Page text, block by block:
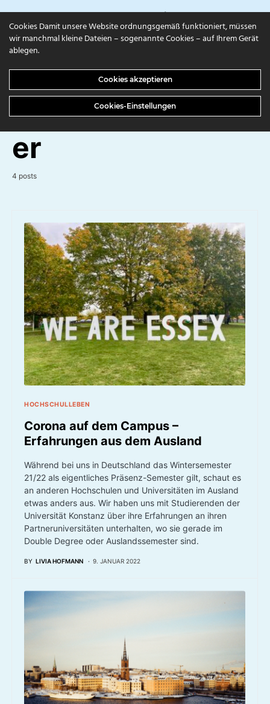
campuls.online
Auslandssemest
er
4 posts
HOCHSCHULLEBEN
Corona auf dem Campus –
Erfahrungen aus dem Ausland
Während bei uns in Deutschland das Wintersemester
21/22 als eigentliches Präsenz-Semester gilt, schaut es
an anderen Hochschulen und Universitäten im Ausland
etwas anders aus. Wir haben uns mit Studierenden der
Universität Konstanz über ihre Erfahrungen an ihren
Partneruniversitäten unterhalten, wo sie gerade im
Double Degree oder Auslandssemester sind.
BY LIVIA HOFMANN 9. JANUAR 2022
Cookies Damit unsere Website ordnungsgemäß funktioniert, müssen
wir manchmal kleine Dateien – sogenannte Cookies – auf Ihrem Gerät
ablegen.
Cookies akzeptieren
Cookies-Einstellungen